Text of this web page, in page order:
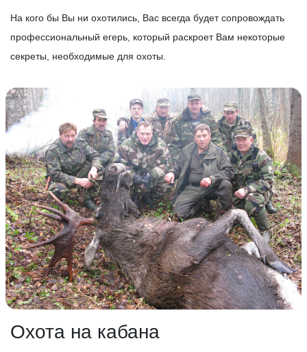
На кого бы Вы ни охотились, Вас всегда будет сопровождать
профессиональный егерь, который раскроет Вам некоторые
секреты, необходимые для охоты.
Охота на кабана